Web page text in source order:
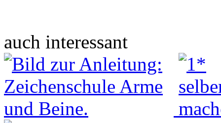
auch interessant